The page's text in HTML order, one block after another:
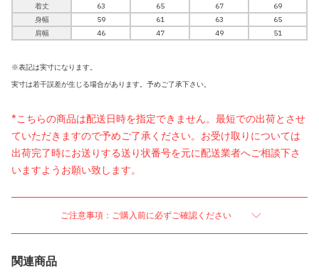
着丈
63 65 67
69
身幅
59 61 63
65
肩幅
46 47 49 51
※表記は実寸になります。
実寸は若干誤差が生じる場合があります。予めご了承下さい。
*こちらの商品は配送日時を指定できません。最短での出荷とさせ
ていただきますので予めご了承ください。お受け取りについては
出荷完了時にお送りする送り状番号を元に配送業者へご相談下さ
いますようお願い致します。
ご注意事項：ご購入前に必ずご確認ください
関連商品